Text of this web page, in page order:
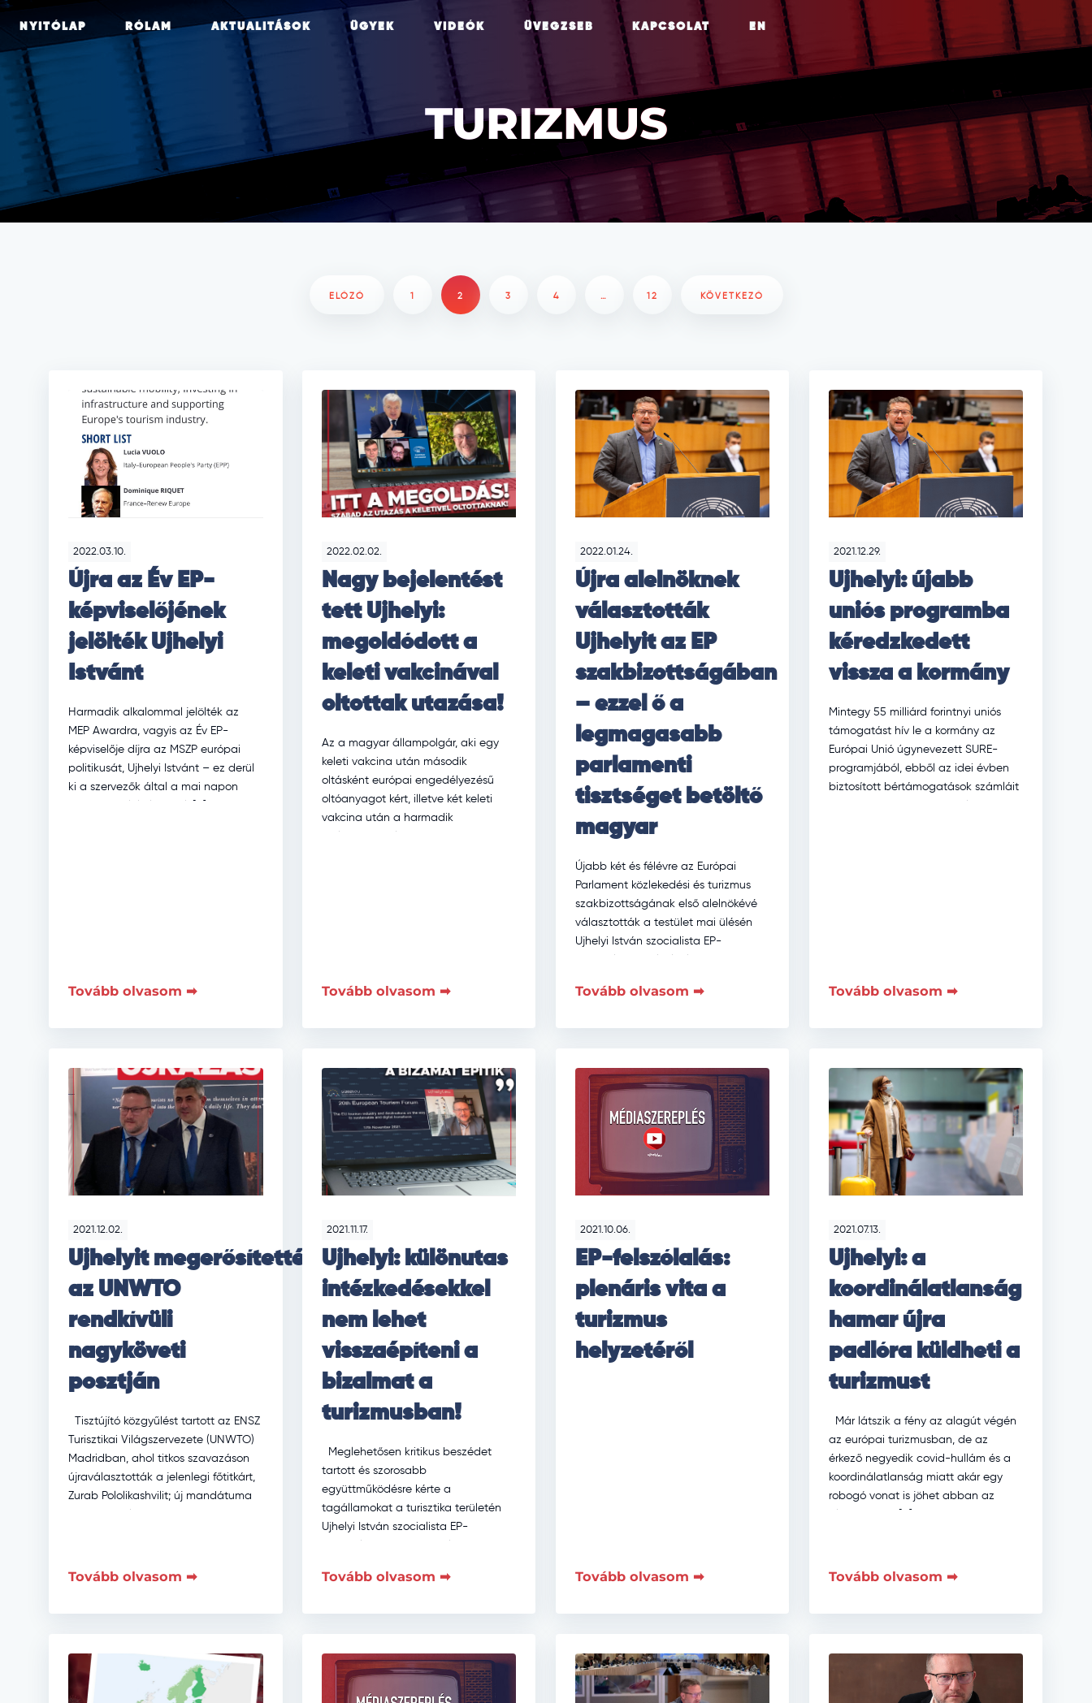
NYITÓLAP RÓLAM AKTUALITÁSOK ÜGYEK VIDEÓK ÜVEGZSEB KAPCSOLAT EN
TURIZMUS
ELŐZŐ 1 2 3 4 … 12 KÖVETKEZŐ
2022.03.10.
Újra az Év EP-
képviselőjének
jelölték Ujhelyi
Istvánt
Harmadik alkalommal jelölték az
MEP Awardra, vagyis az Év EP-
képviselője díjra az MSZP európai
politikusát, Ujhelyi Istvánt – ez derül
ki a szervezők által a mai napon
Tovább olvasom ➡
2022.02.02.
Nagy bejelentést
tett Ujhelyi:
megoldódott a
keleti vakcinával
oltottak utazása!
Az a magyar állampolgár, aki egy
keleti vakcina után második
oltásként európai engedélyezésű
oltóanyagot kért, illetve két keleti
vakcina után a harmadik
Tovább olvasom ➡
2022.01.24.
Újra alelnöknek
választották
Ujhelyit az EP
szakbizottságában
– ezzel ő a
legmagasabb
parlamenti
tisztséget betöltő
magyar
Újabb két és félévre az Európai
Parlament közlekedési és turizmus
szakbizottságának első alelnökévé
választották a testület mai ülésén
Ujhelyi István szocialista EP-
betöltő […]
Tovább olvasom ➡
2021.12.29.
Ujhelyi: újabb
uniós programba
kéredzkedett
vissza a kormány
Mintegy 55 milliárd forintnyi uniós
támogatást hív le a kormány az
Európai Unió úgynevezett SURE-
programjából, ebből az idei évben
biztosított bértámogatások számláit
Tovább olvasom ➡
2021.12.02.
Ujhelyit megerősítették
az UNWTO
rendkívüli
nagyköveti
posztján
Tisztújító közgyűlést tartott az ENSZ
Turisztikai Világszervezete (UNWTO)
Madridban, ahol titkos szavazáson
újraválasztották a jelenlegi főtitkárt,
Zurab Pololikashvilit; új mandátuma
Tovább olvasom ➡
2021.11.17.
Ujhelyi: különutas
intézkedésekkel
nem lehet
visszaépíteni a
bizalmat a
turizmusban!
Meglehetősen kritikus beszédet
tartott és szorosabb
együttműködésre kérte a
tagállamokat a turisztika területén
Ujhelyi István szocialista EP-
bizottságának alelnökeként az
Tovább olvasom ➡
2021.10.06.
EP-felszólalás:
plenáris vita a
turizmus
helyzetéről
Tovább olvasom ➡
2021.07.13.
Ujhelyi: a
koordinálatlanság
hamar újra
padlóra küldheti a
turizmust
Már látszik a fény az alagút végén
az európai turizmusban, de az
érkező negyedik covid-hullám és a
koordinálatlanság miatt akár egy
robogó vonat is jöhet abban az
Tovább olvasom ➡